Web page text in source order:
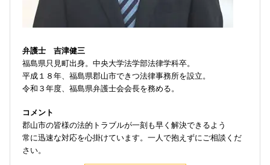
弁護士 吉津健三
福島県只見町出身。中央大学法学部法律学科卒。
平成１８年、福島県郡山市できつ法律事務所を設立。
令和３年度、福島県弁護士会会長を務める。
コメント
郡山市の皆様の法的トラブルが一刻も早く解決できるよう
常に迅速な対応を心掛けています。一人で抱えずにご相談くだ
さい。